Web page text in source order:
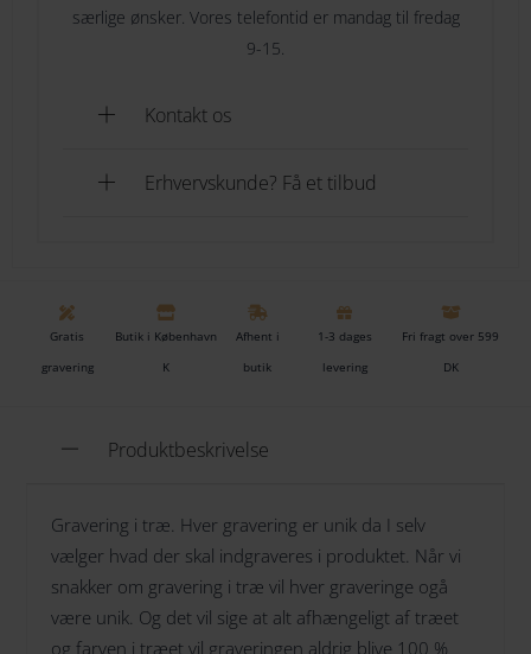
Nej tak
Tilføj til ønskeliste
Giv et dansk design til en der arbejder med søfart, en
Du modtager Kay Bojesen Marine i en flot Kay Bojesen
Farve
Mørk blå/Hvid
Malet bøg
Højde
20,5 cm
Dybde
4 cm
særlige ønsker. Vores telefontid er mandag til fredag
9-15.
Kontakt os
Erhvervskunde? Få et tilbud
Gratis
gravering
Butik i København
K
Afhent i
butik
1-3 dages
levering
Fri fragt over 599
DK
Produktbeskrivelse
Gravering i træ. Hver gravering er unik da I selv
vælger hvad der skal indgraveres i produktet. Når vi
snakker om gravering i træ vil hver graveringe ogå
være unik. Og det vil sige at alt afhængeligt af træet
og farven i træet vil graveringen aldrig blive 100 %